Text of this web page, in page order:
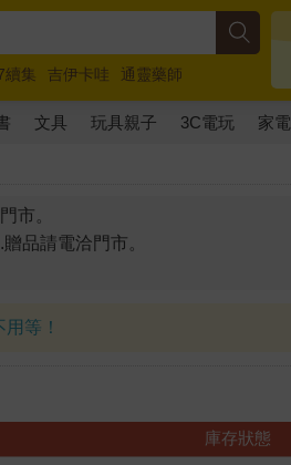
續集 吉伊卡哇
通靈藥師
員5 超慢跑
文具 玩具親子 3C電玩 家電
市。
品請電洽門市。
等！
庫存狀態